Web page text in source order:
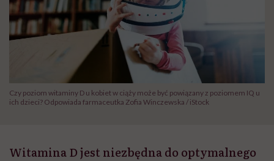
Czy poziom witaminy D u kobiet w ciąży może być powiązany z poziomem IQ u
ich dzieci? Odpowiada farmaceutka Zofia Winczewska / iStock
Witamina D jest niezbędna do optymalnego